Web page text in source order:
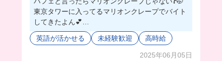
東京タワーに入ってるマリオンクレープでバイト
してきたよん💕
生地焼くの難しいけど、何回か練習したらコツ掴
めた！
好きなトッピングしてみんなで研究しながら試食
英語が活かせる 未経験歓迎 高時給
2025年06月05日